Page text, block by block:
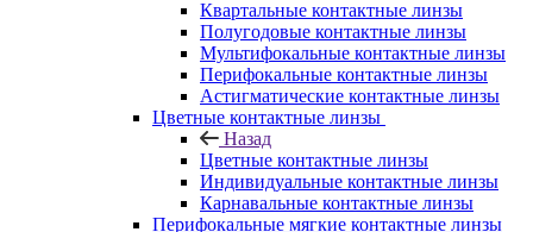
Квартальные контактные линзы
Полугодовые контактные линзы
Мультифокальные контактные линзы
Перифокальные контактные линзы
Астигматические контактные линзы
Цветные контактные линзы
Назад
Цветные контактные линзы
Индивидуальные контактные линзы
Карнавальные контактные линзы
Перифокальные мягкие контактные линзы